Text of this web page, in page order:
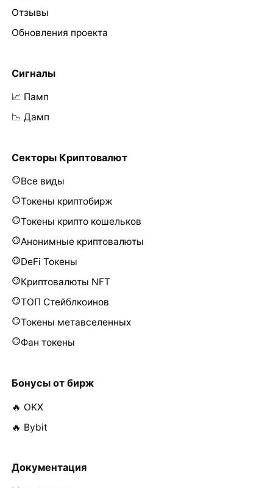
Отзывы
Обновления проекта
Сигналы
📈 Памп
📉 Дамп
Секторы Криптовалют
Все виды
Токены криптобирж
Токены крипто кошельков
Анонимные криптовалюты
DeFi Токены
Криптовалюты NFT
ТОП Стейблкоинов
Токены метавселенных
Фан токены
Бонусы от бирж
🔥 OKX
🔥 Bybit
Документация